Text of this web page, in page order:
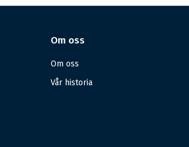
Om oss
Om oss
Vår historia